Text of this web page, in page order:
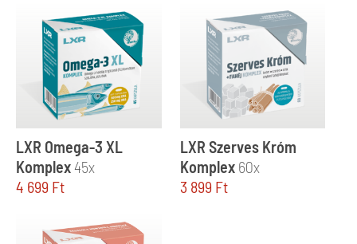
LXR Omega-3 XL
Komplex45x
4 699 Ft
LXR Szerves Króm
Komplex60x
3 899 Ft